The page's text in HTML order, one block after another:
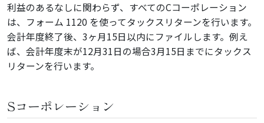
利益のあるなしに関わらず、すべてのCコーポレーション
は、フォーム 1120 を使ってタックスリターンを行います。
会計年度終了後、3ヶ月15日以内にファイルします。例え
ば、会計年度末が12月31日の場合3月15日までにタックス
リターンを行います。
Sコーポレーション